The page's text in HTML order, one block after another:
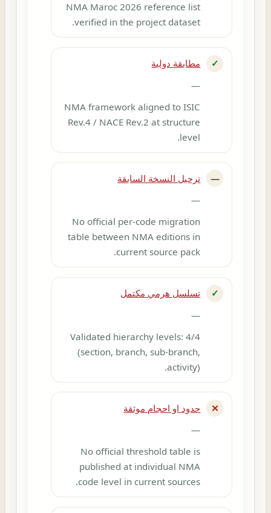
NMA Maroc 2026 reference list
verified in the project dataset.
✓
مطابقة دولية
—
NMA framework aligned to ISIC
Rev.4 / NACE Rev.2 at structure
level.
—
ترحيل النسخة السابقة
—
No official per-code migration
table between NMA editions in
current source pack.
✓
تسلسل هرمي مكتمل
—
Validated hierarchy levels: 4/4
(section, branch, sub-branch,
activity).
✕
حدود او احجام موثقة
—
No official threshold table is
published at individual NMA
code level in current sources.